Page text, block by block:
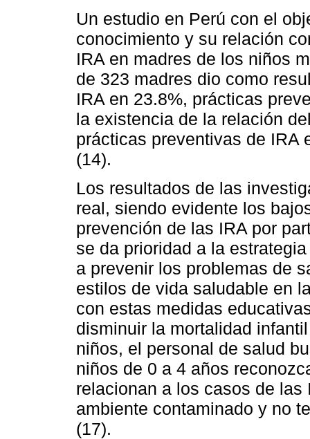
Un estudio en Perú con el
conocimiento y su relación
IRA en madres de los niños
de 323 madres dio como
IRA en 23.8%, prácticas
la existencia de la relación
prácticas preventivas de IRA
(14).
Los resultados de las
real, siendo evidente los
prevención de las IRA por
se da prioridad a la
a prevenir los problemas de
estilos de vida saludable en
con estas medidas
disminuir la mortalidad
niños, el personal de salud
niños de 0 a 4 años
relacionan a los casos de
ambiente contaminado y no
(17).